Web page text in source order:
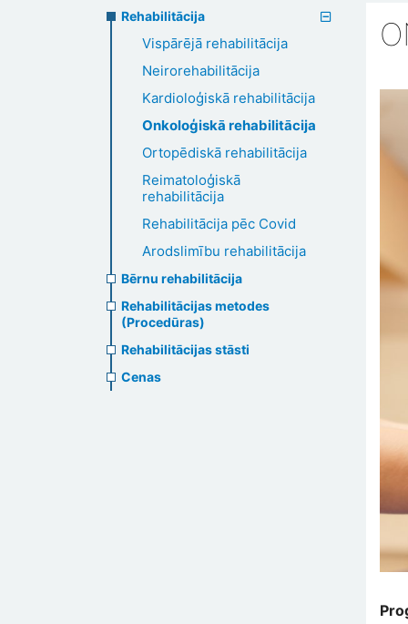
Rehabilitation
menu
Rehabilitācija
Vispārējā rehabilitācija
Neirorehabilitācija
Kardioloģiskā rehabilitācija
Onkoloģiskā rehabilitācija
Ortopēdiskā rehabilitācija
Reimatoloģiskā
rehabilitācija
Rehabilitācija pēc Covid
Arodslimību rehabilitācija
Bērnu rehabilitācija
Rehabilitācijas metodes
(Procedūras)
Rehabilitācijas stāsti
Cenas